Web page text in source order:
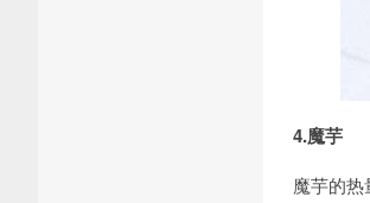
4.魔芋
魔芋的